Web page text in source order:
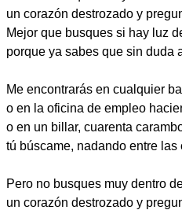
un corazón destrozado y
Mejor que busques si hay luz
porque ya sabes que sin duda
Me encontrarás en cualquier
o en la oficina de empleo
o en un billar, cuarenta
tú búscame, nadando entre las
Pero no busques muy dentro
un corazón destrozado y